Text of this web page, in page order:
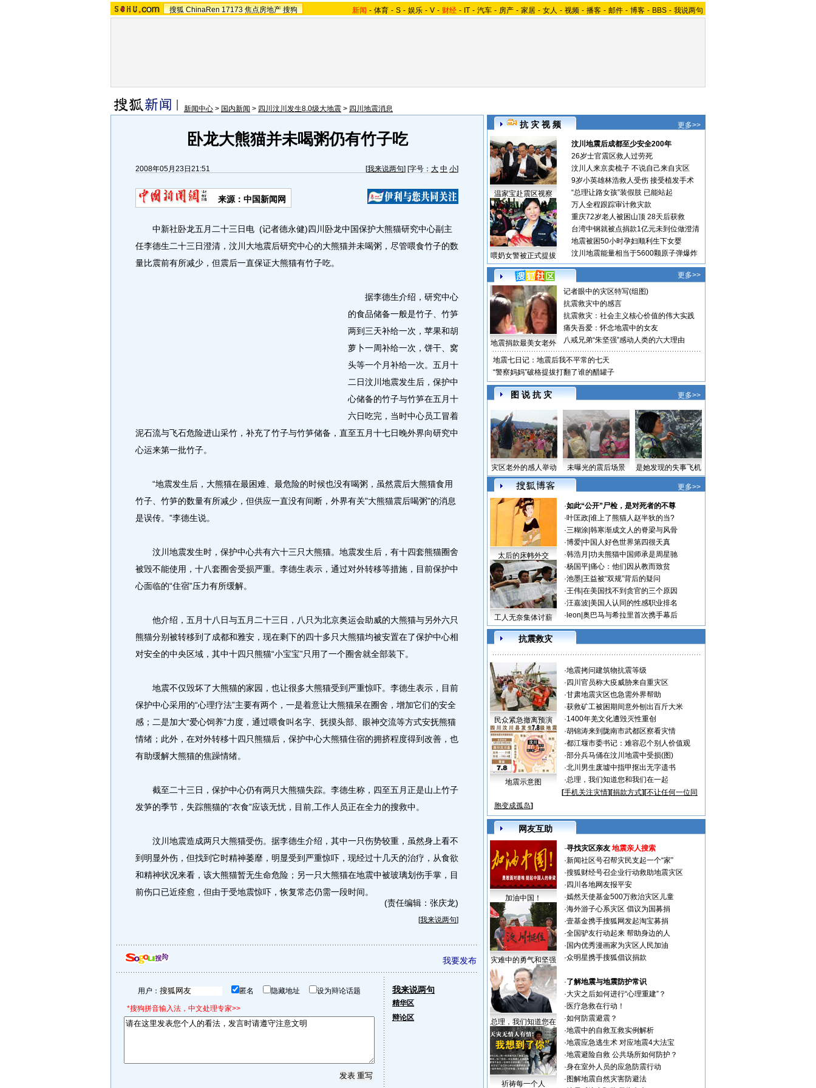
搜狐 ChinaRen 17173 焦点房地产 搜狗 新闻 - 体育 - S - 娱乐 - V - 财经 - IT - 汽车 - 房产 - 家居 - 女人 - 视频 - 播客 - 邮件 - 博客 - BBS - 我说两句
新闻中心 > 国内新闻 > 四川汶川发生8.0级大地震 > 四川地震消息
卧龙大熊猫并未喝粥仍有竹子吃
2008年05月23日21:51 [我来说两句] [字号： 大 中 小]
来源：中国新闻网
中新社卧龙五月二十三日电 (记者德永健)四川卧龙中国保护大熊猫研究中心副主
任李德生二十三日澄清，汶川大地震后研究中心的大熊猫并未喝粥，尽管喂食竹子的数
量比震前有所减少，但震后一直保证大熊猫有竹子吃。
据李德生介绍，研究中心
的食品储备一般是竹子、竹笋
两到三天补给一次，苹果和胡
萝卜一周补给一次，饼干、窝
头等一个月补给一次。五月十
二日汶川地震发生后，保护中
心储备的竹子与竹笋在五月十
六日吃完，当时中心员工冒着
泥石流与飞石危险进山采竹，补充了竹子与竹笋储备，直至五月十七日晚外界向研究中
心运来第一批竹子。
“地震发生后，大熊猫在最困难、最危险的时候也没有喝粥，虽然震后大熊猫食用
竹子、竹笋的数量有所减少，但供应一直没有间断，外界有关"大熊猫震后喝粥"的消息
是误传。”李德生说。
汶川地震发生时，保护中心共有六十三只大熊猫。地震发生后，有十四套熊猫圈舍
被毁不能使用，十八套圈舍受损严重。李德生表示，通过对外转移等措施，目前保护中
心面临的“住宿”压力有所缓解。
他介绍，五月十八日与五月二十三日，八只为北京奥运会助威的大熊猫与另外六只
熊猫分别被转移到了成都和雅安，现在剩下的四十多只大熊猫均被安置在了保护中心相
对安全的中央区域，其中十四只熊猫“小宝宝”只用了一个圈舍就全部装下。
地震不仅毁坏了大熊猫的家园，也让很多大熊猫受到严重惊吓。李德生表示，目前
保护中心采用的“心理疗法”主要有两个，一是着意让大熊猫呆在圈舍，增加它们的安全
感；二是加大“爱心饲养”力度，通过喂食叫名字、抚摸头部、眼神交流等方式安抚熊猫
情绪；此外，在对外转移十四只熊猫后，保护中心大熊猫住宿的拥挤程度得到改善，也
有助缓解大熊猫的焦躁情绪。
截至二十三日，保护中心仍有两只大熊猫失踪。李德生称，四至五月正是山上竹子
发笋的季节，失踪熊猫的“衣食”应该无忧，目前,工作人员正在全力的搜救中。
汶川地震造成两只大熊猫受伤。据李德生介绍，其中一只伤势较重，虽然身上看不
到明显外伤，但找到它时精神萎靡，明显受到严重惊吓，现经过十几天的治疗，从食欲
和精神状况来看，该大熊猫暂无生命危险；另一只大熊猫在地震中被玻璃划伤手掌，目
前伤口已近痊愈，但由于受地震惊吓，恢复常态仍需一段时间。
(责任编辑：张庆龙)
[我来说两句]
我要发布
用户： 匿名 隐藏地址 设为辩论话题
*搜狗拼音输入法，中文处理专家>>
我来说两句
精华区
辩论区
抗 灾 视 频 更多>>
温家宝赴震区视察
喂奶女警被正式提拔
汶川地震后成都至少安全200年
26岁士官震区救人过劳死
汶川人来京卖梳子 不说自己来自灾区
9岁小英雄林浩救人受伤 接受植发手术
“总理让路女孩”装假肢 已能站起
万人全程跟踪审计救灾款
重庆72岁老人被困山顶 28天后获救
台湾中钢就被点捐款1亿元未到位做澄清
地震被困50小时孕妇顺利生下女婴
汶川地震能量相当于5600颗原子弹爆炸
更多>>
地震捐款最美女老外
记者眼中的灾区特写(组图)
抗震救灾中的感言
抗震救灾：社会主义核心价值的伟大实践
痛失吾爱：怀念地震中的女友
八戒兄弟“朱坚强”感动人类的六大理由
地震七日记：地震后我不平常的七天
“警察妈妈”破格提拔打翻了谁的醋罐子
图 说 抗 灾 更多>>
灾区老外的感人举动 未曝光的震后场景 是她发现的失事飞机
更多>>
太后的床帏外交
工人无奈集体讨薪
·如此“公开”尸检，是对死者的不尊
·叶匡政| 谁上了熊猫人赵半狄的当?
·三糊涂| 韩寒渐成文人的脊梁与风骨
·博爱| 中国人好色世界第四很天真
·韩浩月 功夫熊猫中国师承是周星驰
·杨国平| 痛心：他们因从教而致贫
·池墨| 王益被“双规”背后的疑问
·王伟| 在美国找不到贪官的三个原因
·汪嘉波 美国人认同的性感职业排名
· leon 奥巴马与希拉里首次携手幕后
抗震救灾
民众紧急撤离预演
地震示意图
·地震拷问建筑物抗震等级
· 四川官员称大疫威胁来自重灾区
·甘肃地震灾区也急需外界帮助
·获救矿工被困期间意外刨出百斤大米
·1400年羌文化遭毁灭性重创
·胡锦涛来到陇南市武都区察看灾情
·都江堰市委书记：难容忍个别人价值观
·部分兵马俑在汶川地震中受损(图)
·北川男生废墟中指甲抠出无字遗书
·总理，我们知道您和我们在一起
[手机关注灾情][捐款方式][不让任何一位同
胞变成孤岛]
网友互助
加油中国！
灾难中的勇气和坚强
总理，我们知道您在
祈祷每一个人
·寻找灾区亲友 地震亲人搜索
·新闻社区号召帮灾民支起一个“家”
·搜狐财经号召企业行动救助地震灾区
· 四川各地网友报平安
·嫣然天使基金500万救治灾区儿童
·海外游子心系灾区 倡议为国募捐
·壹基金携手搜狐网发起淘宝募捐
·全国驴友行动起来 帮助身边的人
· 国内优秀漫画家为灾区人民加油
·众明星携手搜狐倡议捐款
·了解地震与地震防护常识
·大灾之后如何进行“心理重建”？
· 医疗急救在行动！
·如何防震避震？
·地震中的自救互救实例解析
·地震应急逃生术 对应地震4大法宝
·地震避险自救 公共场所如何防护？
·身在室外人员的应急防震行动
· 图解地震自然灾害防避法